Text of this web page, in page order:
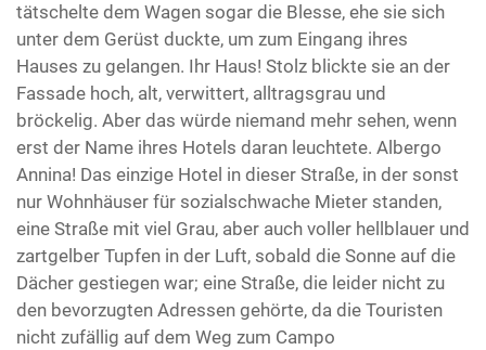
tätschelte dem Wagen sogar die Blesse, ehe sie sich
unter dem Gerüst duckte, um zum Eingang ihres
Hauses zu gelangen. Ihr Haus! Stolz blickte sie an der
Fassade hoch, alt, verwittert, alltragsgrau und
bröckelig. Aber das würde niemand mehr sehen, wenn
erst der Name ihres Hotels daran leuchtete. Albergo
Annina! Das einzige Hotel in dieser Straße, in der sonst
nur Wohnhäuser für sozialschwache Mieter standen,
eine Straße mit viel Grau, aber auch voller hellblauer und
zartgelber Tupfen in der Luft, sobald die Sonne auf die
Dächer gestiegen war; eine Straße, die leider nicht zu
den bevorzugten Adressen gehörte, da die Touristen
nicht zufällig auf dem Weg zum Campo